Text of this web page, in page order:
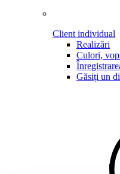
Client individual
Realizări
Culori,
Găsiți un